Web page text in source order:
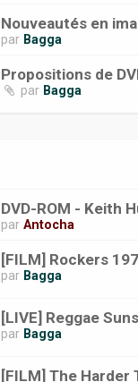
Nouveautés en
par Bagga
Propositions de
par Bagga
DVD-ROM - Keith
parAntocha
[FILM] Rockers
par Bagga
[LIVE] Reggae
par Bagga
[FILM] The Harder